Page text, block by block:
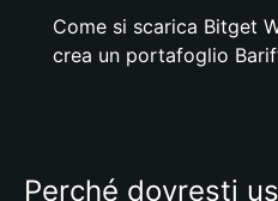
Come si scarica Bitget
crea un portafoglio
Perché dovresti